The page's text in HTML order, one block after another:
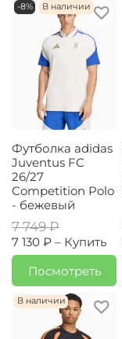
-8% В наличии
Футболка adidas
Juventus FC
26/27
Competition Polo
- бежевый
7 749 ₽
7 130 ₽ – Купить
Посмотреть
В наличии